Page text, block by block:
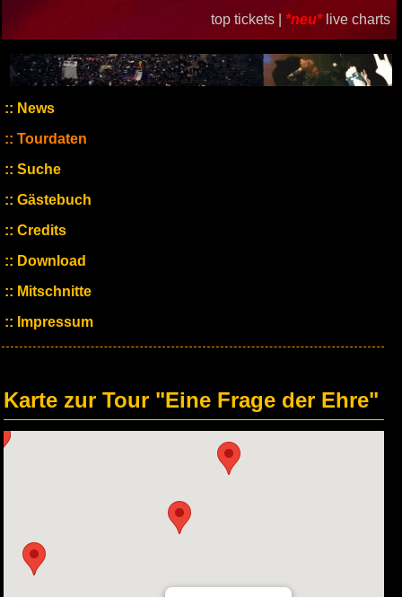
top tickets | *neu* live charts
News
Tourdaten
Suche
Gästebuch
Credits
Download
Mitschnitte
Impressum
Karte zur Tour "Eine Frage der Ehre"